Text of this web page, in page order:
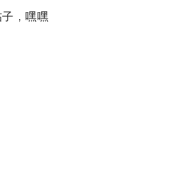
，嘿嘿